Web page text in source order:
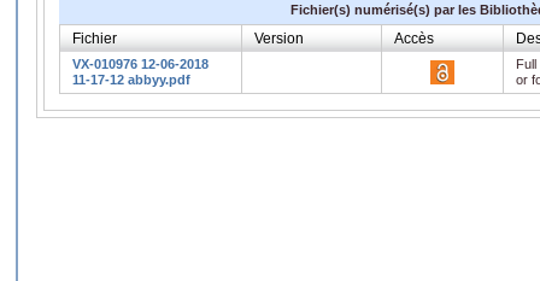
Fichier(s) numérisé(s) par les
Fichier Version Accès
VX-010976 12-06-2018
11-17-12 abbyy.pdf
or